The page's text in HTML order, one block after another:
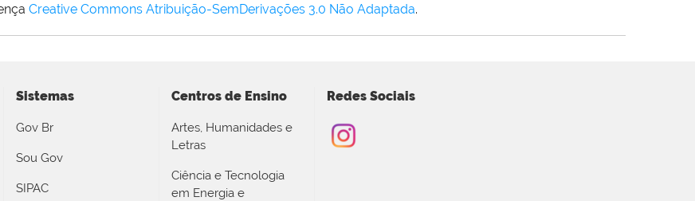
Creative Commons Atribuição-SemDerivações 3.0 Não Adaptada.
Sistemas
Gov Br
Sou Gov
SIPAC
Centros de Ensino
Artes, Humanidades e
Letras
Ciência e Tecnologia
em Energia e
Redes Sociais